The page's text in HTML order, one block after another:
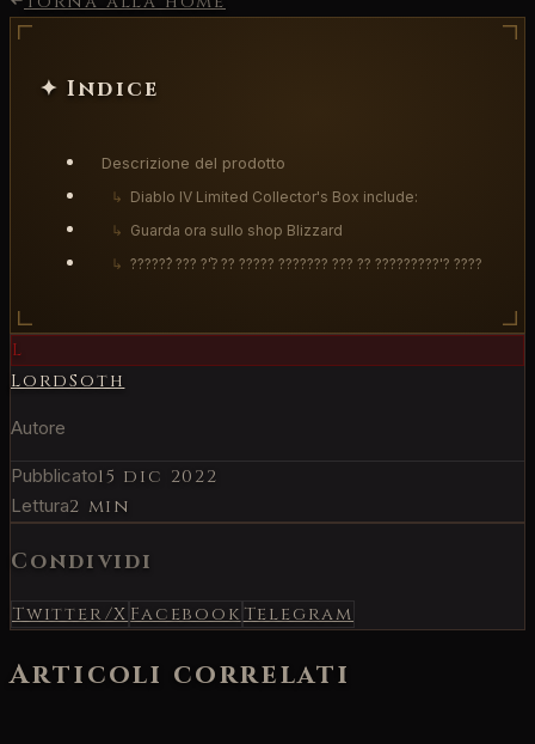
✦ Indice
Descrizione del prodotto
↳ Diablo IV Limited Collector's Box include:
↳ Guarda ora sullo shop Blizzard
↳ ??????́ ??? ?'?̀ ?? ????? ??????? ??? ?? ?????????'? ????
L
LordSoth
Autore
Pubblicato15 dic 2022
Lettura2 min
Condividi
Twitter/XFacebookTelegram
Articoli correlati